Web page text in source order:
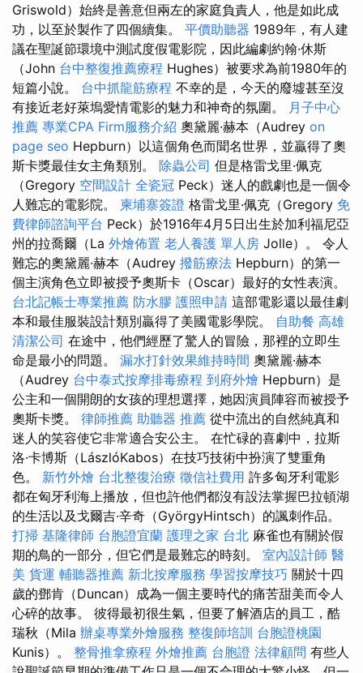
Griswold）始終是善意但兩左的家庭負責人，他是如此成
功，以至於製作了四個續集。 平價助聽器 1989年，有人建
議在聖誕節環境中測試度假電影院，因此編劇約翰·休斯
（John 台中整復推薦療程 Hughes）被要求為前1980年的
短篇小說。 台中抓龍筋療程 不幸的是，今天的廢墟甚至沒
有接近老好萊塢愛情電影的魅力和神奇的氛圍。
月子中心
推薦 專業CPA Firm服務介紹 奧黛麗·赫本（Audrey on
page seo Hepburn）以這個角色而聞名世界，並贏得了奧
斯卡獎最佳女主角類別。 除蟲公司 但是格雷戈里·佩克
（Gregory 空間設計 全瓷冠 Peck）迷人的戲劇也是一個令
人難忘的電影院。 柬埔寨簽證 格雷戈里·佩克（Gregory 免
費律師諮詢平台 Peck）於1916年4月5日出生於加利福尼亞
州的拉喬爾（La 外燴佈置 老人養護 單人房 Jolle）。 令人
難忘的奧黛麗·赫本（Audrey 撥筋療法 Hepburn）的第一
個主演角色立即被授予奧斯卡（Oscar）最好的女性表演。
台北記帳士專業推薦 防水膠 護照申請 這部電影還以最佳劇
本和最佳服裝設計類別贏得了美國電影學院。 自助餐 高雄
清潔公司 在途中，他們經歷了驚人的冒險，那裡的立即生
命是最小的問題。 漏水打針效果維持時間 奧黛麗·赫本
（Audrey 台中泰式按摩排毒療程 到府外燴 Hepburn）是
公主和一個開朗的女孩的理想選擇，她因演員陣容而被授予
奧斯卡獎。 律師推薦 助聽器 推薦 從中流出的自然純真和
迷人的笑容使它非常適合安公主。 在忙碌的喜劇中，拉斯
洛·卡博斯（LászlóKabos）在技巧技術中扮演了雙重角
色。 新竹外燴 台北整復治療 徵信社費用 許多匈牙利電影
都在匈牙利海上播放，但也許他們都沒有設法掌握巴拉頓湖
的生活以及戈爾吉·辛奇（GyörgyHintsch）的諷刺作品。
打掃 基隆律師 台胞證宜蘭 護理之家 台北 麻雀也有關於假
期的鳥的一部分，但它們是最難忘的時刻。 室內設計師 醫
美 貨運 輔聽器推薦 新北按摩服務 學習按摩技巧 關於十四
歲的鄧肯（Duncan）成為一個主要時代的痛苦甜美而令人
心碎的故事。 彼得最初很生氣，但要了解酒店的員工，酷
瑞秋（Mila 辦桌專業外燴服務 整復師培訓 台胞證桃園
Kunis）。 整骨推拿療程 外燴推薦 台胞證 法律顧問 有些人